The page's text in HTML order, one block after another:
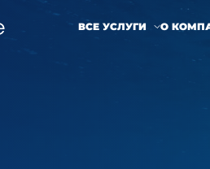
ВСЕ УСЛУГИ О